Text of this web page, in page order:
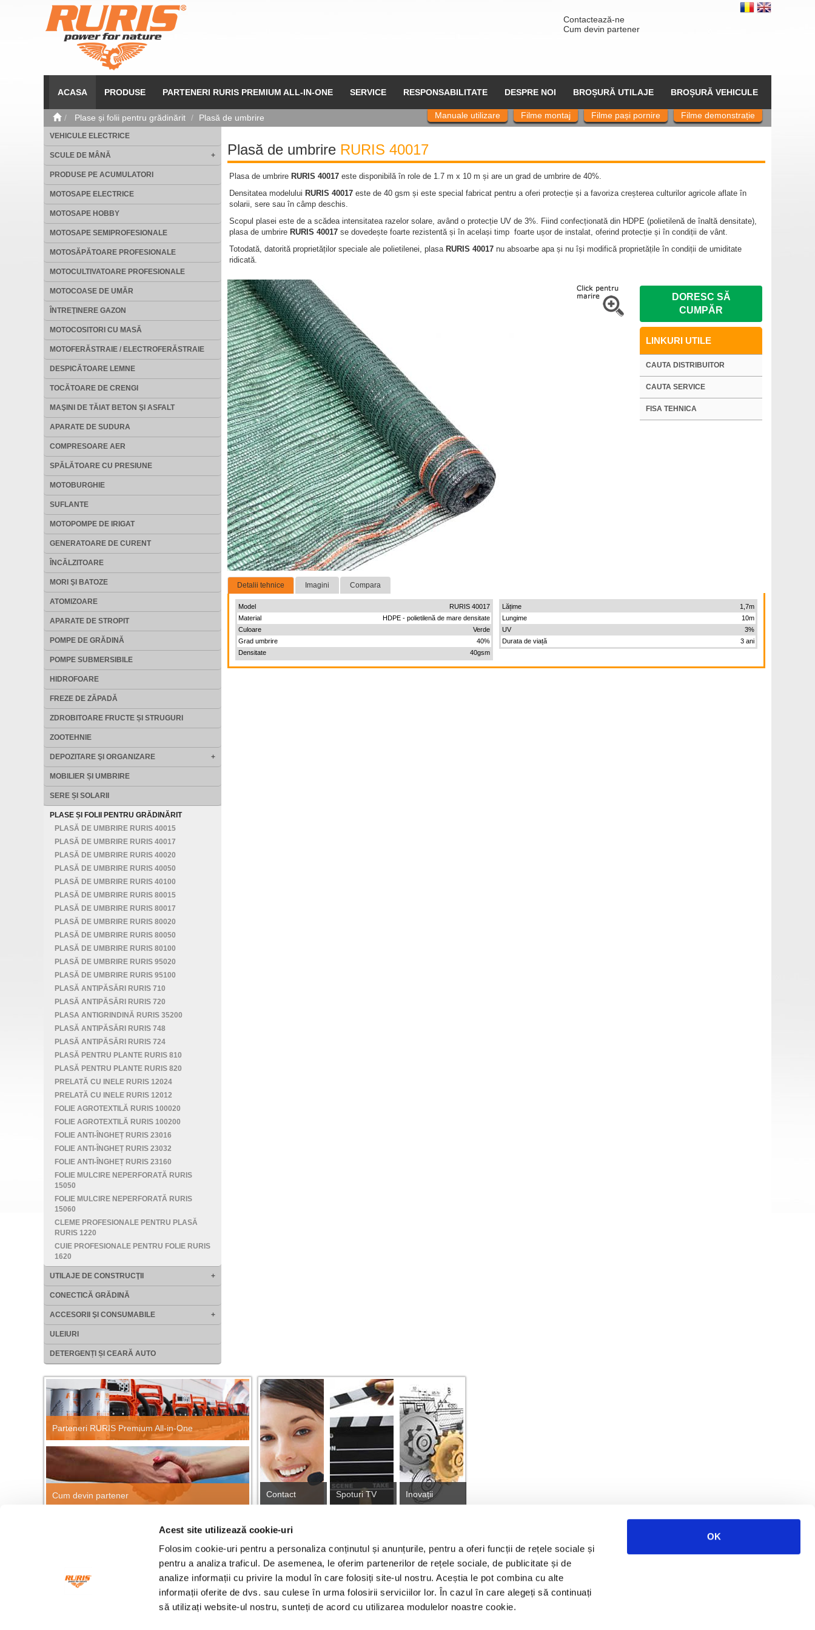
Acest site utilizează cookie-uri
Folosim cookie-uri pentru a personaliza conținutul și anunțurile, pentru a oferi funcții de rețele sociale și
pentru a analiza traficul. De asemenea, le oferim partenerilor de rețele sociale, de publicitate și de
analize informații cu privire la modul în care folosiți site-ul nostru. Aceștia le pot combina cu alte
informații oferite de dvs. sau culese în urma folosirii serviciilor lor. În cazul în care alegeți să continuați
să utilizați website-ul nostru, sunteți de acord cu utilizarea modulelor noastre cookie.
OK
Contactează-ne
Cum devin partener
ACASA PRODUSE PARTENERI RURIS PREMIUM ALL-IN-ONE SERVICE RESPONSABILITATE DESPRE NOI BROȘURĂ UTILAJE BROȘURĂ VEHICULE
Plase și folii pentru grădinărit Plasă de umbrire Filme demonstrație
Filme pași pornire
Filme montaj
Manuale utilizare
VEHICULE ELECTRICE
SCULE DE MÂNĂ +
PRODUSE PE ACUMULATORI
MOTOSAPE ELECTRICE
MOTOSAPE HOBBY
MOTOSAPE SEMIPROFESIONALE
MOTOSĂPĂTOARE PROFESIONALE
MOTOCULTIVATOARE PROFESIONALE
MOTOCOASE DE UMĂR
ÎNTREŢINERE GAZON
MOTOCOSITORI CU MASĂ
MOTOFERĂSTRAIE / ELECTROFERĂSTRAIE
DESPICĂTOARE LEMNE
TOCĂTOARE DE CRENGI
MAŞINI DE TĂIAT BETON ŞI ASFALT
APARATE DE SUDURA
COMPRESOARE AER
SPĂLĂTOARE CU PRESIUNE
MOTOBURGHIE
SUFLANTE
MOTOPOMPE DE IRIGAT
GENERATOARE DE CURENT
ÎNCĂLZITOARE
MORI ŞI BATOZE
ATOMIZOARE
APARATE DE STROPIT
POMPE DE GRĂDINĂ
POMPE SUBMERSIBILE
HIDROFOARE
FREZE DE ZĂPADĂ
ZDROBITOARE FRUCTE ȘI STRUGURI
ZOOTEHNIE
DEPOZITARE ŞI ORGANIZARE +
MOBILIER ȘI UMBRIRE
SERE ȘI SOLARII
PLASE ȘI FOLII PENTRU GRĂDINĂRIT
PLASĂ DE UMBRIRE RURIS 40015
PLASĂ DE UMBRIRE RURIS 40017
PLASĂ DE UMBRIRE RURIS 40020
PLASĂ DE UMBRIRE RURIS 40050
PLASĂ DE UMBRIRE RURIS 40100
PLASĂ DE UMBRIRE RURIS 80015
PLASĂ DE UMBRIRE RURIS 80017
PLASĂ DE UMBRIRE RURIS 80020
PLASĂ DE UMBRIRE RURIS 80050
PLASĂ DE UMBRIRE RURIS 80100
PLASĂ DE UMBRIRE RURIS 95020
PLASĂ DE UMBRIRE RURIS 95100
PLASĂ ANTIPĂSĂRI RURIS 710
PLASĂ ANTIPĂSĂRI RURIS 720
PLASA ANTIGRINDINĂ RURIS 35200
PLASĂ ANTIPĂSĂRI RURIS 748
PLASĂ ANTIPĂSĂRI RURIS 724
PLASĂ PENTRU PLANTE RURIS 810
PLASĂ PENTRU PLANTE RURIS 820
PRELATĂ CU INELE RURIS 12024
PRELATĂ CU INELE RURIS 12012
FOLIE AGROTEXTILĂ RURIS 100020
FOLIE AGROTEXTILĂ RURIS 100200
FOLIE ANTI-ÎNGHEȚ RURIS 23016
FOLIE ANTI-ÎNGHEȚ RURIS 23032
FOLIE ANTI-ÎNGHEȚ RURIS 23160
FOLIE MULCIRE NEPERFORATĂ RURIS
15050
FOLIE MULCIRE NEPERFORATĂ RURIS
15060
CLEME PROFESIONALE PENTRU PLASĂ
RURIS 1220
CUIE PROFESIONALE PENTRU FOLIE RURIS
1620
UTILAJE DE CONSTRUCŢII +
CONECTICĂ GRĂDINĂ
ACCESORII ŞI CONSUMABILE +
ULEIURI
DETERGENȚI ȘI CEARĂ AUTO
Plasă de umbrireRURIS 40017
Plasa de umbrire RURIS 40017este disponibilă în role de 1.7 m x 10 m și are un grad de umbrire de 40%.
Densitatea modelului RURIS 40017 este de 40 gsm și este special fabricat pentru a oferi protecție și a favoriza creșterea culturilor agricole aflate în
solarii, sere sau în câmp deschis.
Scopul plasei este de a scădea intensitatea razelor solare, având o protecție UV de 3%. Fiind confecționată din HDPE (polietilenă de înaltă densitate),
plasa de umbrire RURIS 40017 se dovedește foarte rezistentă și în același timp foarte ușor de instalat, oferind protecție și în condiții de vânt.
Totodată, datorită proprietăților speciale ale polietilenei, plasa RURIS 40017nu absoarbe apa și nu își modifică proprietățile în condiții de umiditate
ridicată.
DORESC SĂ
CUMPĂR
LINKURI UTILE
CAUTA DISTRIBUITOR
CAUTA SERVICE
FISA TEHNICA
Detalii tehnice Imagini Compara
Model
RURIS 40017
Material
HDPE - polietilenă de mare densitate
Culoare
Verde
Grad umbrire
40%
Densitate
40gsm
Lățime
1,7m
Lungime
10m
UV
3%
Durata de viață
3 ani
Parteneri RURIS Premium All-in-One
Cum devin partener Contact Spoturi TV Inovații
CĂUTARE RAPIDĂ PRODUSE
Caută
Fonduri europene Angajari proiect Tranzitie Justa Franciză RURIS GDPR Cookies Cariere